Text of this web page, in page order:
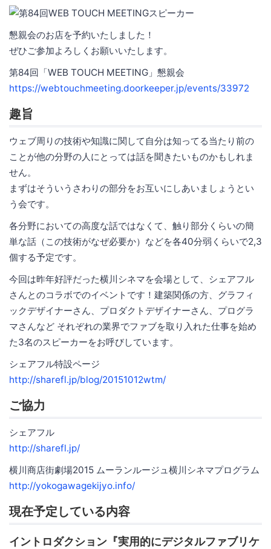
懇親会のお店を予約いたしました！
ぜひご参加よろしくお願いいたします。
第84回「WEB TOUCH MEETING」懇親会
https://webtouchmeeting.doorkeeper.jp/events/33972
趣旨
ウェブ周りの技術や知識に関して自分は知ってる当たり前の
ことが他の分野の人にとっては話を聞きたいものかもしれま
せん。
まずはそういうさわりの部分をお互いにしあいましょうとい
う会です。
各分野においての高度な話ではなくて、触り部分くらいの簡
単な話（この技術がなぜ必要か）などを各40分弱くらいで2,3
個する予定です。
今回は昨年好評だった横川シネマを会場として、シェアフル
さんとのコラボでのイベントです！建築関係の方、グラフィ
ックデザイナーさん、プロダクトデザイナーさん、プログラ
マさんなど それぞれの業界でファブを取り入れた仕事を始め
た3名のスピーカーをお呼びしています。
シェアフル特設ページ
http://sharefl.jp/blog/20151012wtm/
ご協力
シェアフル
http://sharefl.jp/
横川商店街劇場2015 ムーランルージュ横川シネマプログラム
http://yokogawagekijyo.info/
現在予定している内容
イントロダクション『実用的にデジタルファブリケ